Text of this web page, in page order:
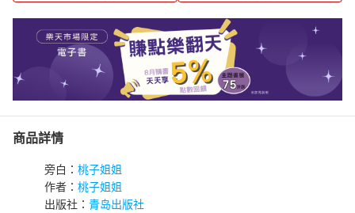
商品詳情
旁白： 桃子姐姐
作者： 桃子姐姐
出版社： 青岛出版社